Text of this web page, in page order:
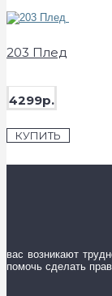
203 Плед
4299р.
КУПИТЬ
вас возникают
помочь сделать